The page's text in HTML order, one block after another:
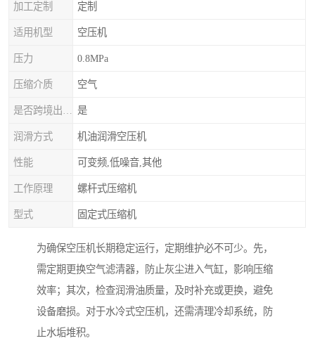
加工定制 定制
适用机型 空压机
压力 0.8MPa
压缩介质 空气
是
润滑方式 机油润滑空压机
性能 可变频,低噪音,其他
工作原理 螺杆式压缩机
型式 固定式压缩机
为确保空压机长期稳定运行，定期维护必不可少。先，
需定期更换空气滤清器，防止灰尘进入气缸，影响压缩
效率；其次，检查润滑油质量，及时补充或更换，避免
设备磨损。对于水冷式空压机，还需清理冷却系统，防
止水垢堆积。